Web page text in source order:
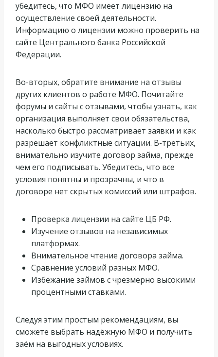
убедитесь, что МФО имеет лицензию на
осуществление своей деятельности.
Информацию о лицензии можно проверить на
сайте Центрального банка Российской
Федерации.
Во-вторых, обратите внимание на отзывы
других клиентов о работе МФО. Почитайте
форумы и сайты с отзывами, чтобы узнать, как
организация выполняет свои обязательства,
насколько быстро рассматривает заявки и как
разрешает конфликтные ситуации. В-третьих,
внимательно изучите договор займа, прежде
чем его подписывать. Убедитесь, что все
условия понятны и прозрачны, и что в
договоре нет скрытых комиссий или штрафов.
Проверка лицензии на сайте ЦБ РФ.
Изучение отзывов на независимых
платформах.
Внимательное чтение договора займа.
Сравнение условий разных МФО.
Избежание займов с чрезмерно высокими
процентными ставками.
Следуя этим простым рекомендациям, вы
сможете выбрать надёжную МФО и получить
заём на выгодных условиях.